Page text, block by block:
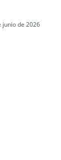
junio de 2026